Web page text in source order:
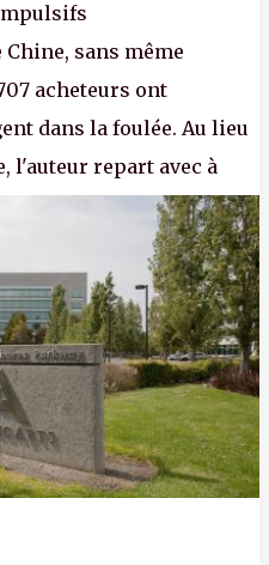
sans même
acheteurs ont
dans la foulée. Au lieu
l'auteur repart avec à
C'est toujours plus
à dev, mais ça
qu'on ne braque pas
P.